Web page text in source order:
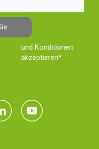
und Konditionen
akzeptieren*